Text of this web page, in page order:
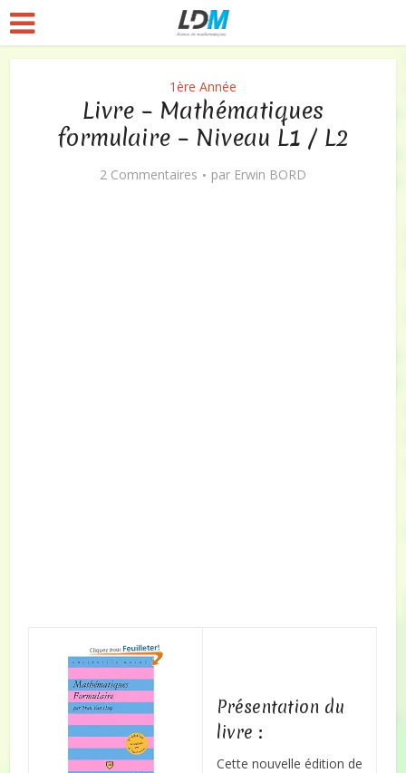
1ère Année
Livre – Mathématiques
formulaire – Niveau L1 / L2
2 Commentaires par Erwin BORD
Présentation du
livre :
Cette nouvelle édition de